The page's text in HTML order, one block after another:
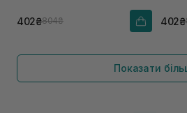
402₴804₴ 402₴
Показати